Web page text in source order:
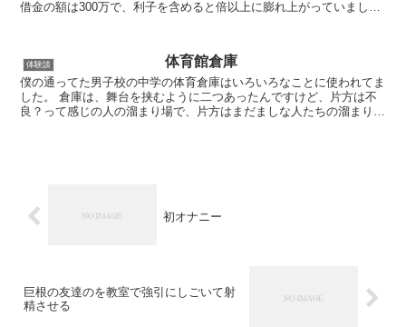
借金の額は300万で、利子を含めると倍以上に膨れ上がっていまし
体験談 体育館倉庫
僕の通ってた男子校の中学の体育倉庫はいろいろなことに使われてま
した。 倉庫は、舞台を挟むように二つあったんですけど、片方は不
良？って感じの人の溜まり場で、片方はまだましな人たちの溜まり場
初オナニー
巨根の友達のを教室で強引にしごいて射
精させる